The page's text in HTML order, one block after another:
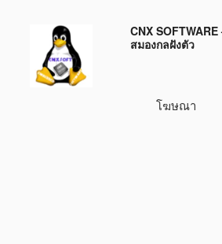
บทความ
CNX
สมองกลฝังตัว
โฆษณา